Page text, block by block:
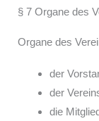
§ 7 Organe des
Organe des
der
der
die